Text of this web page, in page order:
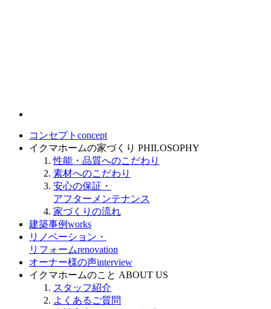
コンセプト concept
イクマホームの家づくり PHILOSOPHY
性能・品質へのこだわり
素材へのこだわり
安心の保証・
アフターメンテナンス
家づくりの流れ
建築事例works
リノベーション・
リフォームrenovation
オーナー様の声interview
イクマホームのこと ABOUT US
スタッフ紹介
よくあるご質問